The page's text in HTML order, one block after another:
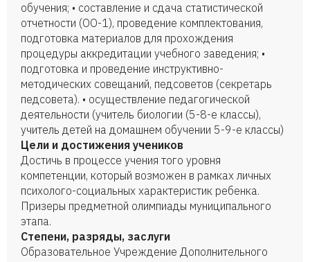
обучения; • составление и сдача статистической
отчетности (ОО-1), проведение комплектования,
подготовка материалов для прохождения
процедуры аккредитации учебного заведения; •
подготовка и проведение инструктивно-
методических совещаний, педсоветов (секретарь
педсовета). • осуществление педагогической
деятельности (учитель биологии (5-8-е классы),
учитель детей на домашнем обучении 5-9-е классы)
Цели и достижения учеников
Достичь в процессе учения того уровня
компетенции, который возможен в рамках личных
психолого-социальных характеристик ребенка.
Призеры предметной олимпиады муниципального
этапа.
Степени, разряды, заслуги
Образовательное Учреждение Дополнительного